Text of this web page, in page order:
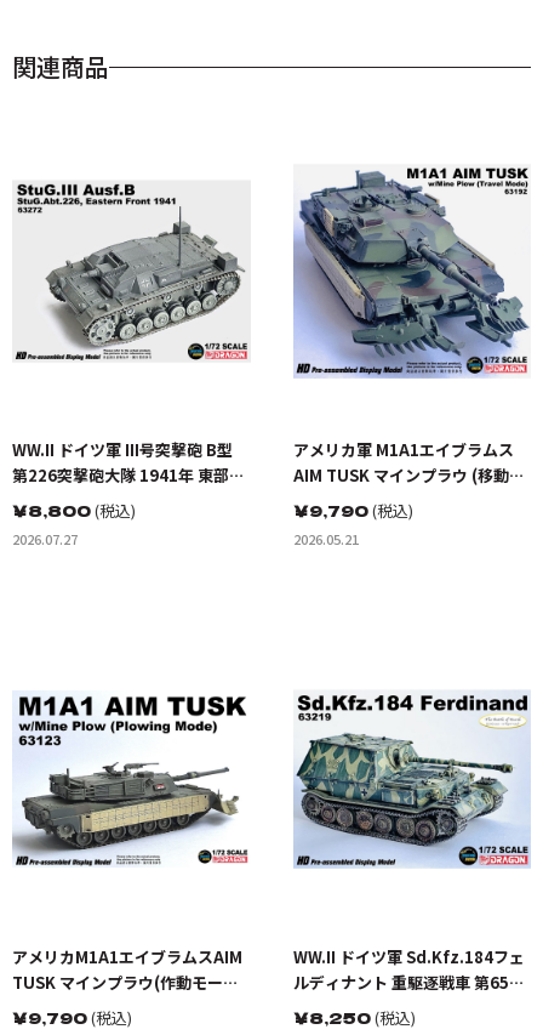
関連商品
WW.II ドイツ軍 III号突撃砲 B型
第226突撃砲大隊 1941年 東部戦
線
￥8,800(税込)
2026.07.27
アメリカ軍 M1A1エイブラムス
AIM TUSK マインプラウ (移動モ
ード)
￥9,790(税込)
2026.05.21
アメリカM1A1エイブラムスAIM
TUSK マインプラウ(作動モード)
迷彩塗装
￥9,790(税込)
WW.II ドイツ軍 Sd.Kfz.184フェ
ルディナント 重駆逐戦車 第653
重戦車駆逐大隊 322号車 クルス
￥8,250(税込)